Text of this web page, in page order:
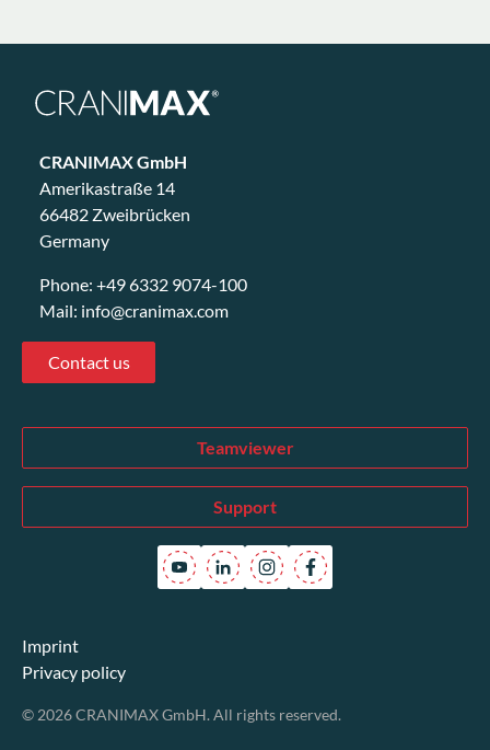
CRANIMAX GmbH
Amerikastraße 14
66482 Zweibrücken
Germany
Phone: +49 6332 9074-100
Mail: info@cranimax.com
Contact us
Teamviewer
Support
Imprint
Privacy policy
© 2026 CRANIMAX GmbH. All rights reserved.